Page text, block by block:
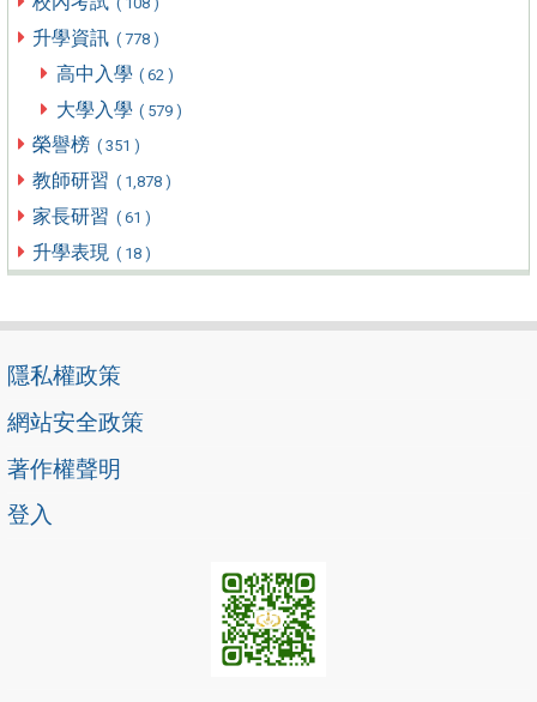
升學資訊 ( 778 )
高中入學 ( 62 )
大學入學 ( 579 )
榮譽榜 ( 351 )
教師研習 ( 1,878 )
家長研習 ( 61 )
升學表現 ( 18 )
隱私權政策
網站安全政策
著作權聲明
登入